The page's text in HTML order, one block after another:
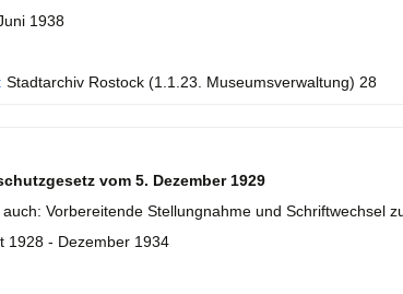
1938
Stadtarchiv Rostock (1.1.23. Museumsverwaltung) 28
vom 5. Dezember 1929
auch: Vorbereitende Stellungnahme und Schriftwechsel
1928 - Dezember 1934